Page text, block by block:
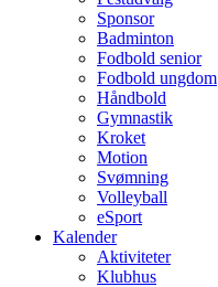
Sponsor
Badminton
Fodbold senior
Fodbold ungdom
Håndbold
Gymnastik
Kroket
Motion
Svømning
Volleyball
eSport
Kalender
Aktiviteter
Klubhus